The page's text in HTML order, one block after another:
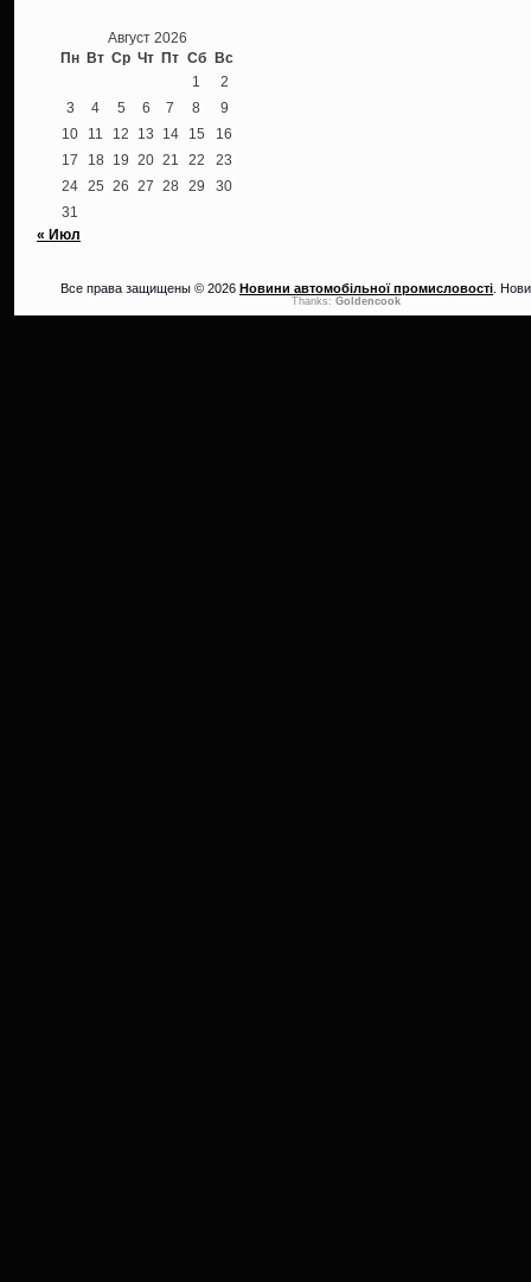
Август 2026
Пн Вт Ср Чт Пт Сб
Вс
1
2
3
4 5 6 7 8
9
10
11 12 13 14 15
16
17
18 19 20 21 22
23
24 25 26 27 28 29
30
31
« Июл
Все права защищены © 2026 Новини автомобільної промисловості .
Thanks: Goldencook